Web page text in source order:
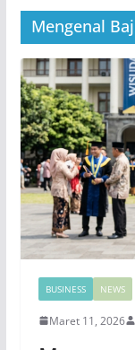
Mengenal
BUSINESS NEWS
Maret 11, 2026